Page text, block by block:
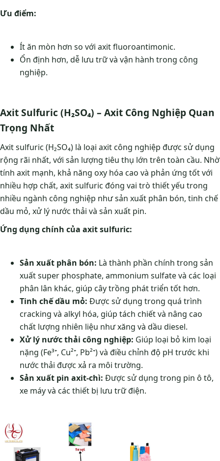
Ưu điểm:
Ít ăn mòn hơn so với axit fluoroantimonic.
Ổn định hơn, dễ lưu trữ và vận hành trong công
nghiệp.
Axit Sulfuric (H₂SO₄) – Axit Công Nghiệp Quan
Trọng Nhất
Axit sulfuric (H₂SO₄) là loại axit công nghiệp được sử dụng
rộng rãi nhất, với sản lượng tiêu thụ lớn trên toàn cầu. Nhờ
tính axit mạnh, khả năng oxy hóa cao và phản ứng tốt với
nhiều hợp chất, axit sulfuric đóng vai trò thiết yếu trong
nhiều ngành công nghiệp như sản xuất phân bón, tinh chế
dầu mỏ, xử lý nước thải và sản xuất pin.
Ứng dụng chính của axit sulfuric:
Sản xuất phân bón: Là thành phần chính trong sản
xuất super phosphate, ammonium sulfate và các loại
phân lân khác, giúp cây trồng phát triển tốt hơn.
Tinh chế dầu mỏ: Được sử dụng trong quá trình
cracking và alkyl hóa, giúp tách chiết và nâng cao
chất lượng nhiên liệu như xăng và dầu diesel.
Xử lý nước thải công nghiệp: Giúp loại bỏ kim loại
nặng (Fe³⁺, Cu²⁺, Pb²⁺) và điều chỉnh độ pH trước khi
nước thải được xả ra môi trường.
Sản xuất pin axit-chì: Được sử dụng trong pin ô tô,
xe máy và các thiết bị lưu trữ điện.